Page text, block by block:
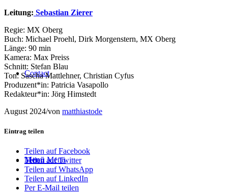
Contact
Menü Menü
Leitung: Sebastian Zierer
Regie: MX Oberg
Buch: Michael Proehl, Dirk Morgenstern, MX Oberg
Länge: 90 min
Kamera: Max Preiss
Schnitt: Stefan Blau
Ton: Sascha Mattlehner, Christian Cyfus
Produzent*in: Patricia Vasapollo
Redakteur*in: Jörg Himstedt
August 2024/von matthiastode
Eintrag teilen
Teilen auf Facebook
Teilen auf Twitter
Teilen auf WhatsApp
Teilen auf LinkedIn
Per E-Mail teilen